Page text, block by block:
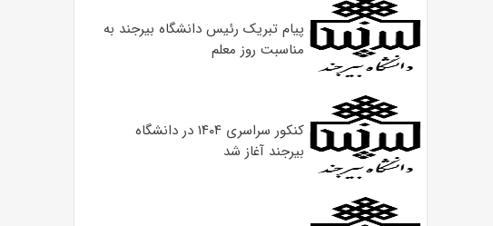
پیام تبریک رئیس دانشگاه بیرجند به
مناسبت روز معلم
کنکور سراسری ۱۴۰۴ در دانشگاه
بیرجند آغاز شد